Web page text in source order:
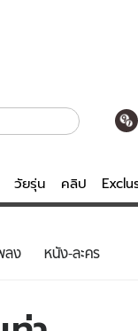
วัยรุ่น คลิป
บันเทิง
ลง หนัง-ละคร